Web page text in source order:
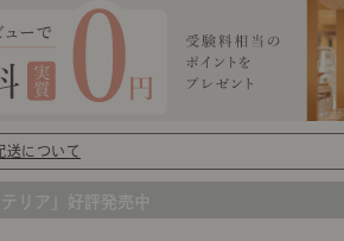
送について
リア」好評発売中